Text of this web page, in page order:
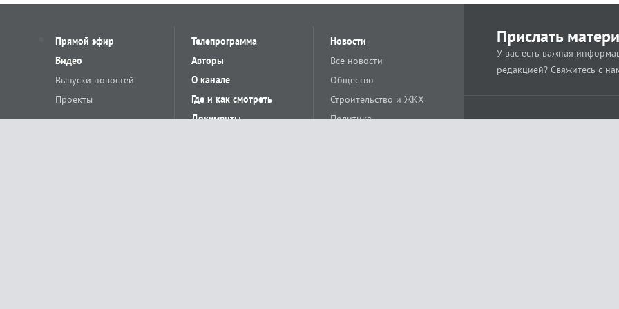
Прямой эфир
Видео
Выпуски новостей
Проекты
Телепрограмма
Авторы
О канале
Где и как смотреть
Документы
Новости
Все новости
Общество
Строительство и ЖКХ
Политика
Прислать
У вас есть важная
редакцией? Свяжитесь с